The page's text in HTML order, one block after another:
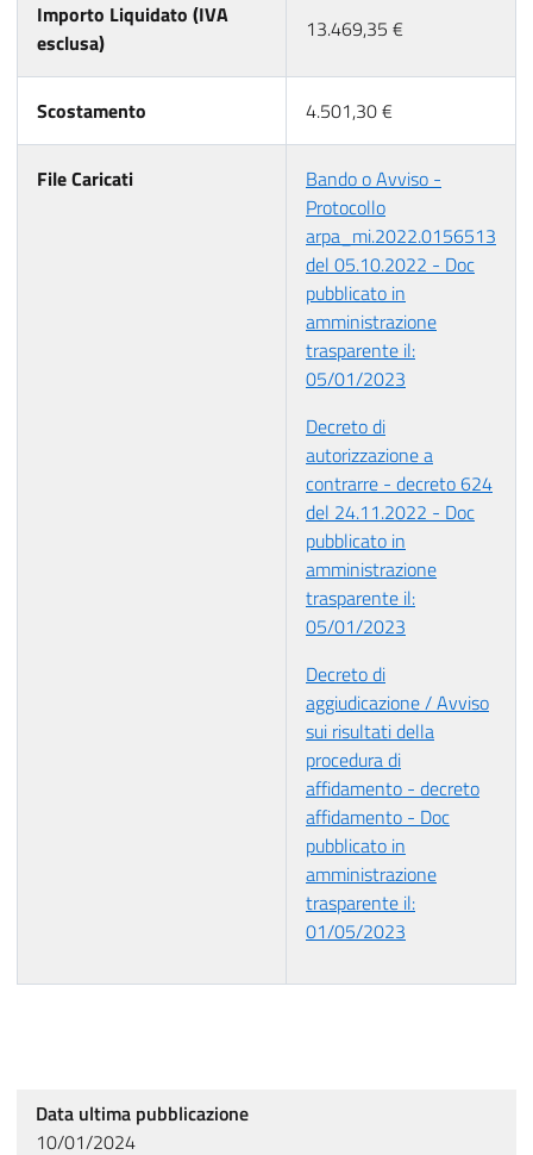
Importo Liquidato (IVA
esclusa)
13.469,35 €
Scostamento 4.501,30 €
File Caricati
Bando o Avviso -
Protocollo
arpa_mi.2022.0156513
del 05.10.2022 - Doc
pubblicato in
amministrazione
trasparente il:
05/01/2023
Decreto di
autorizzazione a
contrarre - decreto 624
del 24.11.2022 - Doc
pubblicato in
amministrazione
trasparente il:
05/01/2023
Decreto di
aggiudicazione / Avviso
sui risultati della
procedura di
affidamento - decreto
affidamento - Doc
pubblicato in
amministrazione
trasparente il:
01/05/2023
Data ultima pubblicazione
10/01/2024